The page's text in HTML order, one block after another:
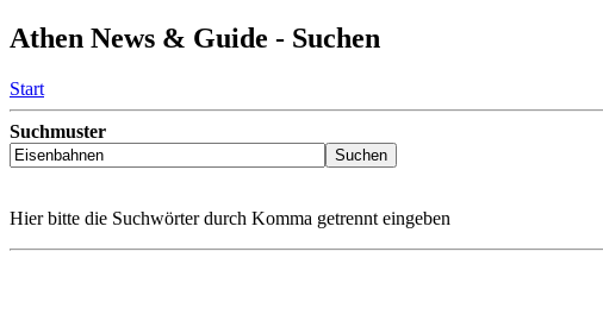
Athen News & Guide - Suchen
Start
Suchmuster
Hier bitte die Suchwörter durch Komma getrennt eingeben